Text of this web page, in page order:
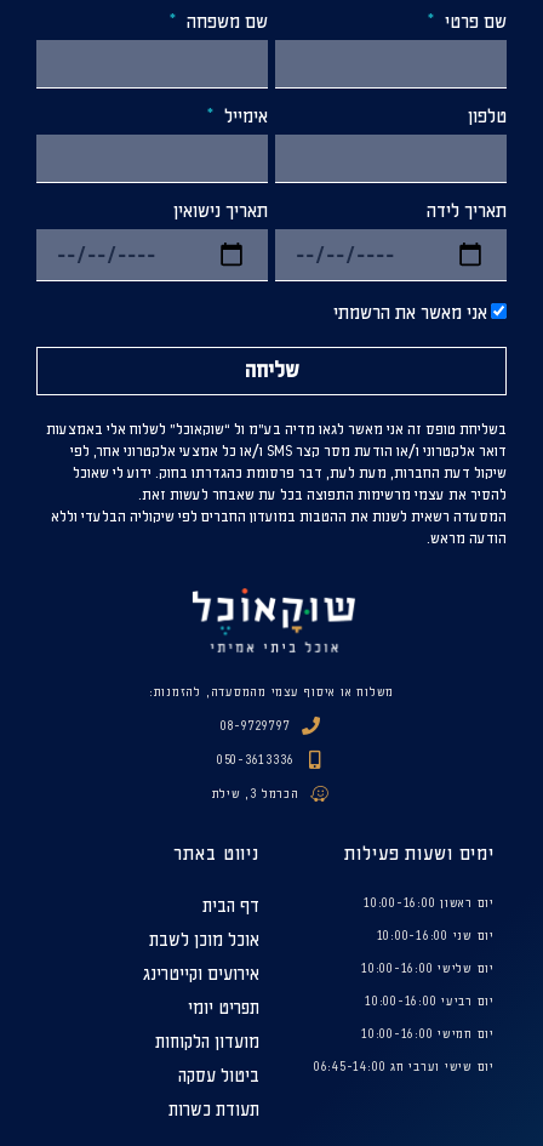
משלוח או איסוף עצמי מהמסעדה, להזמנות:
08-9729797
050-3613336
הכרמל 3, שילת
ימים ושעות פעילות
יום ראשון 10:00-16:00
יום שני 10:00-16:00
יום שלישי 10:00-16:00
יום רביעי 10:00-16:00
יום חמישי 10:00-16:00
יום שישי וערבי חג 06:45-14:00
ניווט באתר
דף הבית
אוכל מוכן לשבת
אירועים וקייטרינג
תפריט יומי
מועדון הלקוחות
ביטול עסקה
תעודת כשרות
שם פרטי
שם משפחה
טלפון אימייל
תאריך לידה תאריך נישואין
אני מאשר את הרשמתי
שליחה
בשליחת טופס זה אני מאשר לגאו מדיה בע”מ ול “שוקאוכל” לשלוח אלי באמצעות
דואר אלקטרוני ו/או הודעת מסר קצר SMS ו/או כל אמצעי אלקטרוני אחר, לפי
שיקול דעת החברות, מעת לעת, דבר פרסומת כהגדרתו בחוק. ידוע לי שאוכל
להסיר את עצמי מרשימות התפוצה בכל עת שאבחר לעשות זאת.
המסעדה רשאית לשנות את ההטבות במועדון החברים לפי שיקוליה הבלעדי וללא
הודעה מראש.